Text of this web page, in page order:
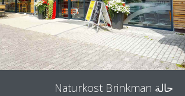
حالة Naturkost Brinkman